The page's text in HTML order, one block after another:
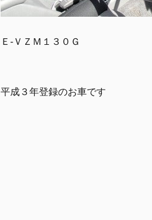
Ｅ-ＶＺＭ１３０Ｇ
平成３年登録のお車です